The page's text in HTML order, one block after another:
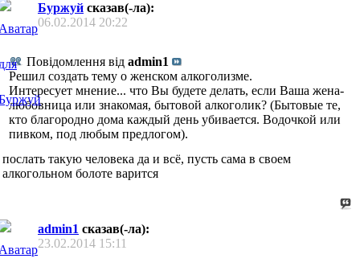
Буржуй сказав(-ла):
06.02.2014 20:22
Повідомлення від admin1
Решил создать тему о женском алкоголизме.
Интересует мнение... что Вы будете делать, если Ваша жена-
любовница или знакомая, бытовой алкоголик? (Бытовые те,
кто благородно дома каждый день убивается. Водочкой или
пивком, под любым предлогом).
послать такую человека да и всё, пусть сама в своем
алкогольном болоте варится
admin1 сказав(-ла):
23.02.2014 15:11